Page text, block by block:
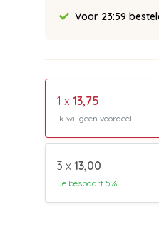
Voor 23:59
1 x 13,75
Ik wil geen voordeel
3 x 13,00
Je bespaart 5%